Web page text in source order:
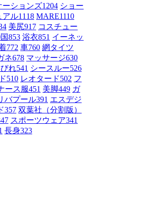
ーションズ1204 ショー
アル1118 MARE1110
美尻917 コスチュー
853 浴衣851 イーネッ
772 車760 網タイツ
ネ678 マッサージ630
びれ541 シースルー526
510 レオタード502 フ
ース服451 美脚449 ガ
バプール391 エスデジ
357 双葉社（分割版）
スポーツウェア341
長身323